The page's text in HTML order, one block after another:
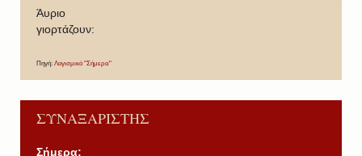
Άυριο
γιορτάζουν:
Πηγή: Λογισμικό "Σήμερα"
ΣΥΝΑΞΑΡΙΣΤΗΣ
Σήμερα: